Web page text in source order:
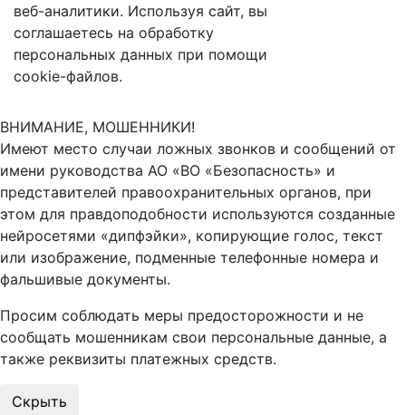
веб-аналитики. Используя сайт, вы
соглашаетесь на обработку
персональных данных при помощи
cookie-файлов.
ВНИМАНИЕ, МОШЕННИКИ!
Имеют место случаи ложных звонков и сообщений от
имени руководства АО «ВО «Безопасность» и
представителей правоохранительных органов, при
этом для правдоподобности используются созданные
нейросетями «дипфэйки», копирующие голос, текст
или изображение, подменные телефонные номера и
фальшивые документы.
Просим соблюдать меры предосторожности и не
сообщать мошенникам свои персональные данные, а
также реквизиты платежных средств.
Скрыть